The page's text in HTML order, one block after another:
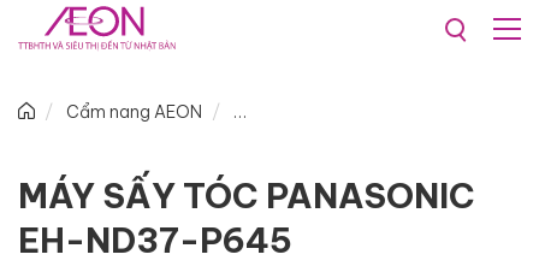
Cẩm nang AEON
MÁY SẤY TÓC PANASONIC
EH-ND37-P645